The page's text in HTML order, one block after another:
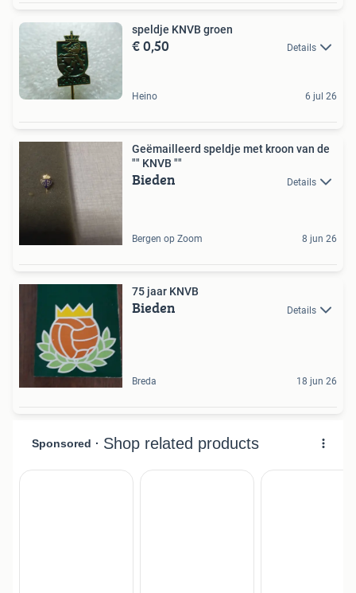
speldje KNVB groen
€ 0,50 Details
Heino 6 jul 26
Geëmailleerd speldje met kroon van de
"" KNVB ""
Bieden Details
Bergen op Zoom 8 jun 26
75 jaar KNVB
Bieden Details
Breda 18 jun 26